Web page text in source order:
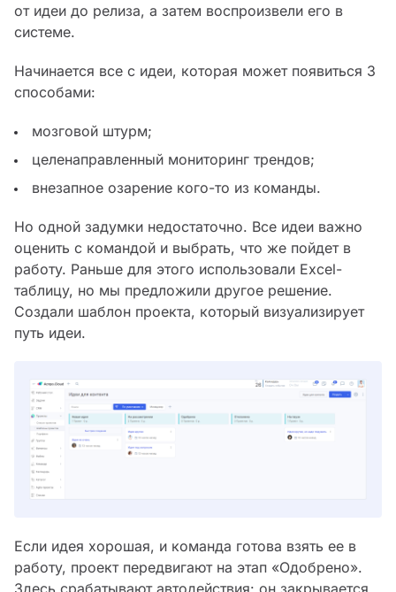
от идеи до релиза, а затем воспроизвели его в
системе.
Начинается все с идеи, которая может появиться 3
способами:
мозговой штурм;
целенаправленный мониторинг трендов;
внезапное озарение кого-то из команды.
Но одной задумки недостаточно. Все идеи важно
оценить с командой и выбрать, что же пойдет в
работу. Раньше для этого использовали Excel-
таблицу, но мы предложили другое решение.
Создали шаблон проекта, который визуализирует
путь идеи.
Если идея хорошая, и команда готова взять ее в
работу, проект передвигают на этап «Одобрено».